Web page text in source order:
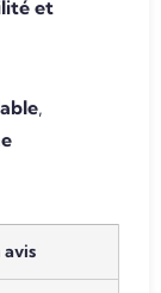
et
,
avis